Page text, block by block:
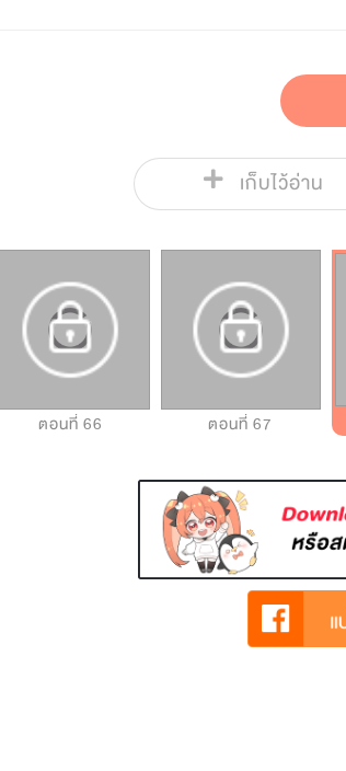
เก็บไว้อ่าน
ตอนที่ 66 ตอนที่ 67